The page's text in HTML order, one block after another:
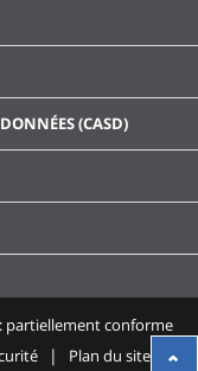
(CASD)
partiellement conforme
Plan du site